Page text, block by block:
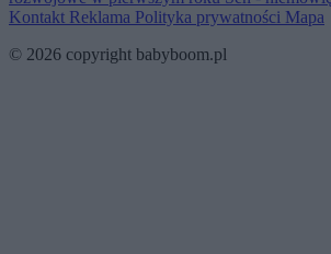
Kontakt Reklama Polityka prywatności Mapa
© 2026 copyright babyboom.pl